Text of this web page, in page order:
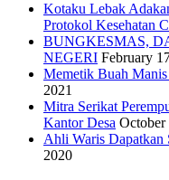
Kotaku Lebak
Protokol Kesehatan
BUNGKESMAS,
NEGERI February
Memetik Buah Manis
2021
Mitra Serikat
Kantor Desa October
Ahli Waris Dapatkan
2020